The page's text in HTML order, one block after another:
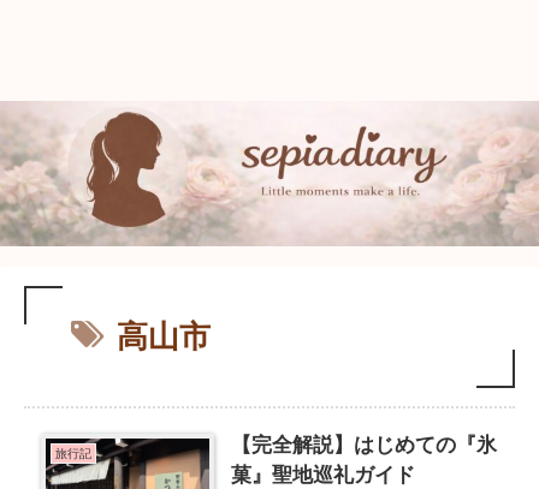
高山市
旅行記
【完全解説】はじめての『氷
菓』聖地巡礼ガイド